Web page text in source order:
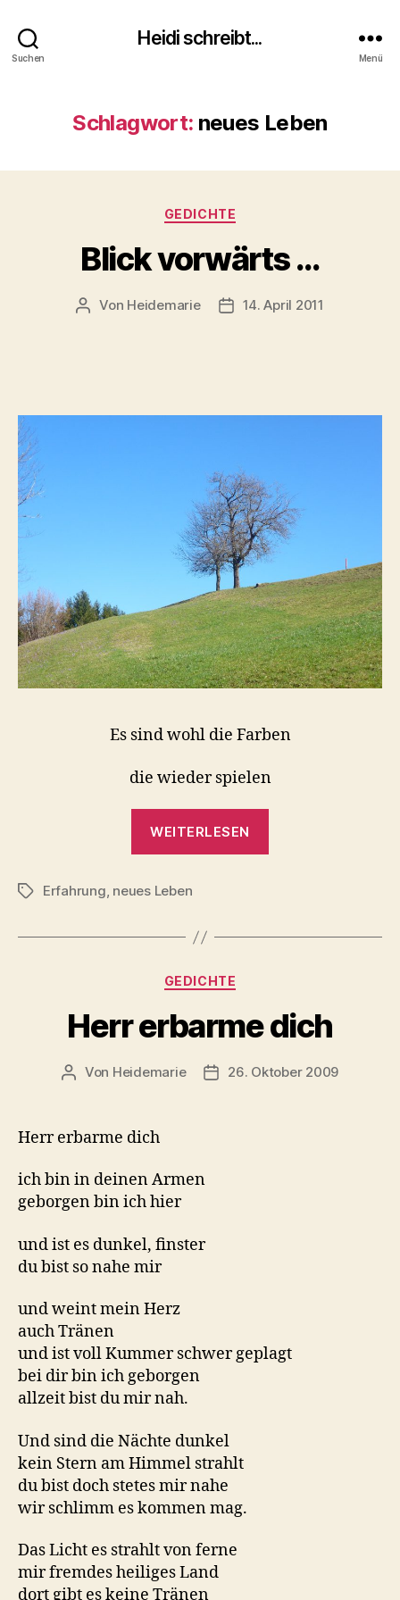
Suchen
Heidi schreibt...
Menü
Schlagwort: neues Leben
Kategorien
GEDICHTE
Blick vorwärts …
Beitragsautor
Von Heidemarie Veröffentlichungsdatum
14. April 2011
Es sind wohl die Farben
die wieder spielen
WEITERLESEN
Schlagwörter
Erfahrung, neues Leben
Kategorien
GEDICHTE
Herr erbarme dich
Beitragsautor
Von Heidemarie Veröffentlichungsdatum
26. Oktober 2009
Herr erbarme dich
ich bin in deinen Armen
geborgen bin ich hier
und ist es dunkel, finster
du bist so nahe mir
und weint mein Herz
auch Tränen
und ist voll Kummer schwer geplagt
bei dir bin ich geborgen
allzeit bist du mir nah.
Und sind die Nächte dunkel
kein Stern am Himmel strahlt
du bist doch stetes mir nahe
wir schlimm es kommen mag.
Das Licht es strahlt von ferne
mir fremdes heiliges Land
dort gibt es keine Tränen